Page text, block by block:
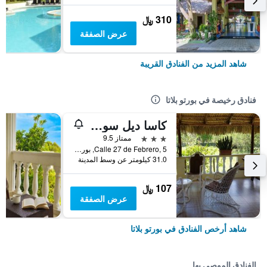
310 ﷼
عرض الصفقة
شاهد المزيد من الفنادق القريبة
فنادق رخيصة في بورتو بلاتا
كاسا ديل سول هوتيل لوبيرون
3 نجوم
ممتاز 9.5
Calle 27 de Febrero, 5, بورتو بلاتا, جمهورية الدومينيكان
31.0 كيلومتر عن وسط المدينة
107 ﷼
عرض الصفقة
شاهد أرخص الفنادق في بورتو بلاتا
الفنادق الموصى بها